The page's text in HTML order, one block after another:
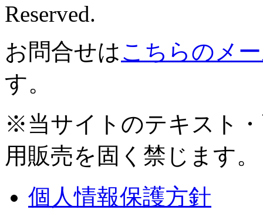
Reserved.
お問合せはこちらのメ
す。
※当サイトのテキスト
用販売を固く禁じます。
個人情報保護方針